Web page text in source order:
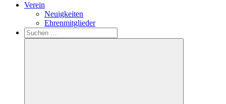
Verein
Neuigkeiten
Ehrenmitglieder
Search
Suchen
nach: